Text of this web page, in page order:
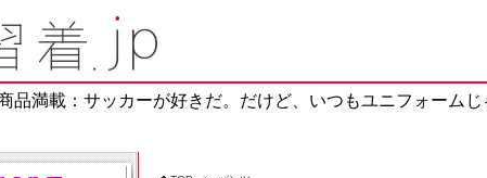
品満載：サッカーが好きだ。だけど、いつもユニフォーム